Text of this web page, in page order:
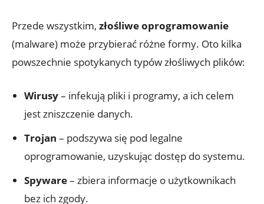
Przede wszystkim, złośliwe oprogramowanie
(malware) może przybierać różne formy. Oto kilka
powszechnie spotykanych typów złośliwych plików:
Wirusy– infekują pliki i programy, a ich celem
jest zniszczenie danych.
Trojan – podszywa się pod legalne
oprogramowanie, uzyskując dostęp do systemu.
Spyware– zbiera informacje o użytkownikach
bez ich zgody.